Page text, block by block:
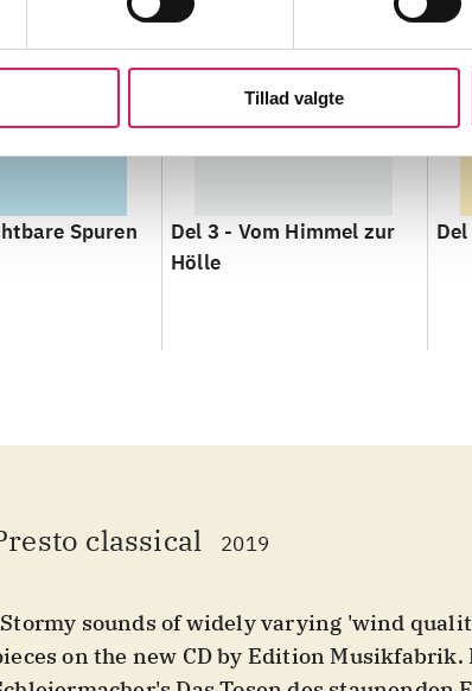
Tillad valgte
Spuren Del 3 - Vom Himmel zur
Hölle
classical 2019
sounds of widely varying 'wind
on the new CD by Edition Musikfabrik.